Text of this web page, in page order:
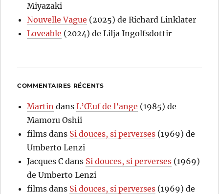
Miyazaki
Nouvelle Vague (2025) de Richard Linklater
Loveable (2024) de Lilja Ingolfsdottir
COMMENTAIRES RÉCENTS
Martin dansL’Œuf de l’ange (1985) de
Mamoru Oshii
films dans Si douces, si perverses (1969) de
Umberto Lenzi
Jacques C dans Si douces, si perverses (1969)
de Umberto Lenzi
films dans Si douces, si perverses (1969) de